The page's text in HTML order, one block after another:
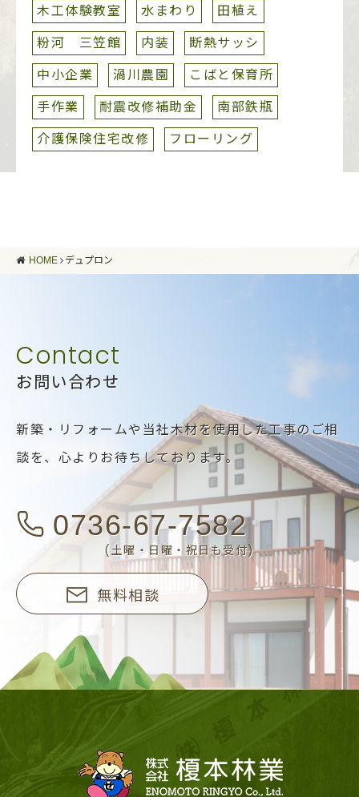
木工体験教室
水まわり
田植え
粉河 三笠館
内装
断熱サッシ
中小企業
渦川農園
こばと保育所
手作業
耐震改修補助金
南部鉄瓶
介護保険住宅改修
フローリング
HOME デュプロン
お問い合わせ
新築・リフォームや当社木材を使用した工事のご相
談を、 心よりお待ちしております。
0736-67-7582
(土曜・日曜・祝日も受付)
無料相談